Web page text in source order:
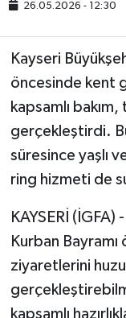
26.05.2026 - 12:30
Kayseri
öncesinde kent
kapsamlı
gerçekleştirdi.
süresince yaşlı
ring hizmeti de
KAYSERİ
Kurban
ziyaretlerini
kapsamlı